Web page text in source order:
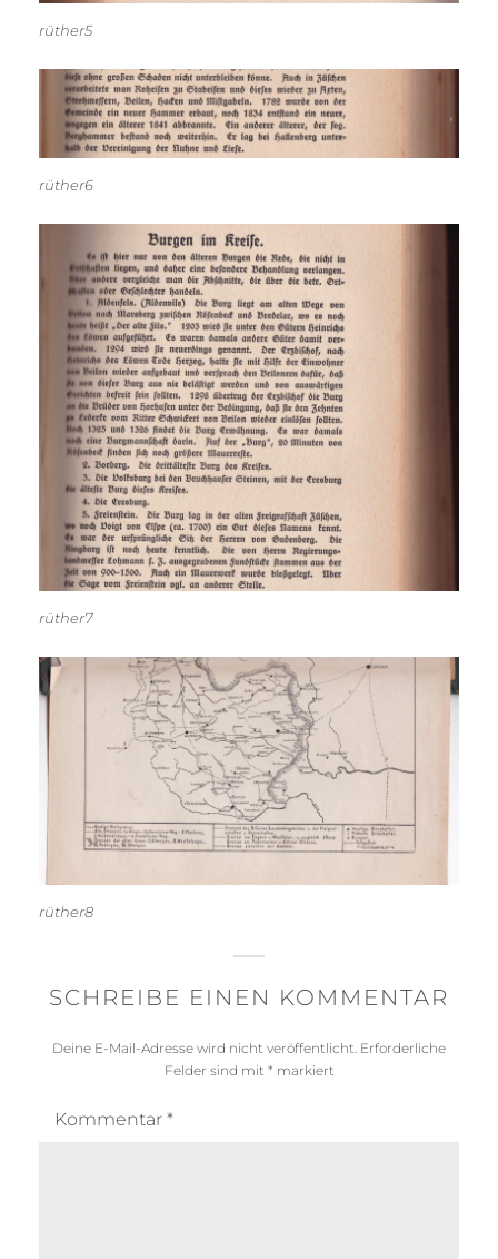
rüther5
rüther6
rüther7
rüther8
SCHREIBE EINEN KOMMENTAR
Deine E-Mail-Adresse wird nicht veröffentlicht. Erforderliche
Felder sind mit * markiert
Kommentar *